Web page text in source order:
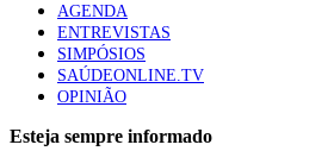
Trodelvy aprovado para
mama triplo negativo
61 visualizações
AGENDA
ENTREVISTAS
SIMPÓSIOS
SAÚDEONLINE.TV
OPINIÃO
Esteja sempre informado